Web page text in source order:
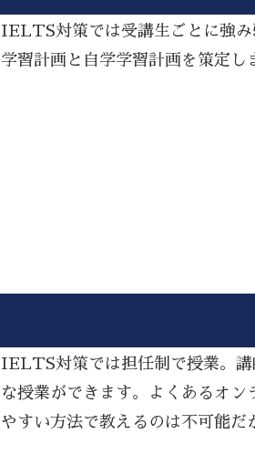
IELTS対策では受講生ごとに強み
学習計画と自学学習計画を策定
IELTS対策では担任制で授業。
な授業ができます。よくあるオ
やすい方法で教えるのは不可能だ